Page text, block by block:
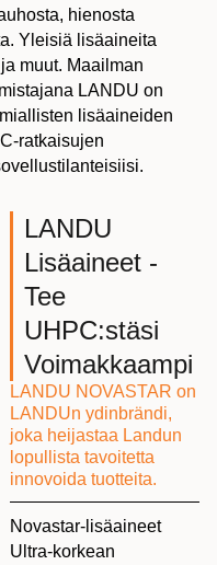
hienosta
Yleisiä lisäaineita
muut. Maailman
LANDU on
lisäaineiden
ratkaisujen
LANDU
Lisäaineet -
Tee
UHPC:stäsi
Voimakkaampi
LANDU NOVASTAR on
LANDUn ydinbrändi,
joka heijastaa Landun
lopullista tavoitetta
innovoida tuotteita.
Novastar-lisäaineet
Ultra-korkean